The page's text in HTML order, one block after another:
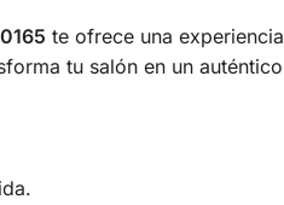
te ofrece una experiencia
tu salón en un auténtico